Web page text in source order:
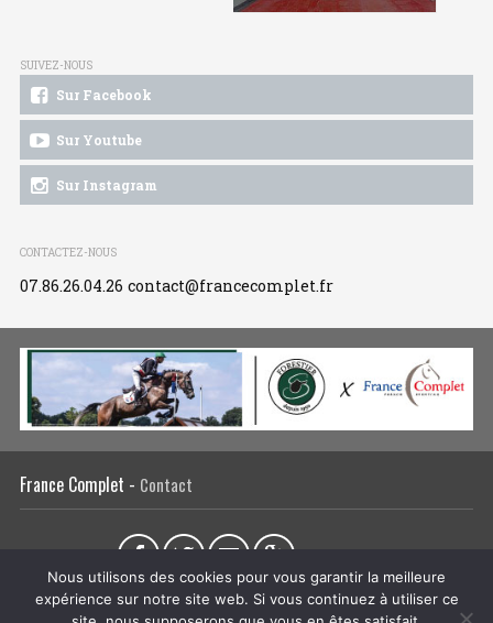
SUIVEZ-NOUS
Sur Facebook
Sur Youtube
Sur Instagram
CONTACTEZ-NOUS
07.86.26.04.26 contact@francecomplet.fr
France Complet - Contact
L’association Actualités Tous les évènements
Liens utiles
Nous utilisons des cookies pour vous garantir la meilleure
expérience sur notre site web. Si vous continuez à utiliser ce